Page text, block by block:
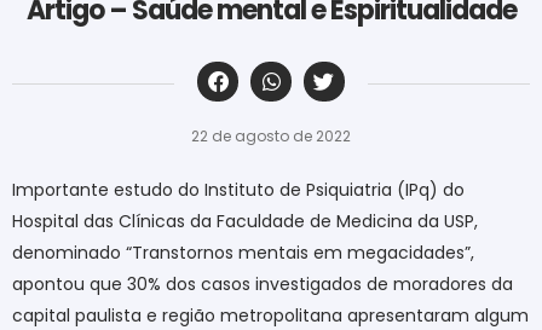
Artigo – Saúde mental e Espiritualidade
‎ ‎ ‎ ‎ ‎ ‎ ‎ ‎ ‎ ‎ ‎ ‎ ‎ ‎ ‎ ‎ ‎ ‎ ‎ ‎ ‎ ‎ ‎ ‎ ‎ ‎ ‎ ‎ ‎ ‎ ‎
22 de agosto de 2022
Importante estudo do Instituto de Psiquiatria (IPq) do
Hospital das Clínicas da Faculdade de Medicina da USP,
denominado “Transtornos mentais em megacidades”,
apontou que 30% dos casos investigados de moradores da
capital paulista e região metropolitana apresentaram algum